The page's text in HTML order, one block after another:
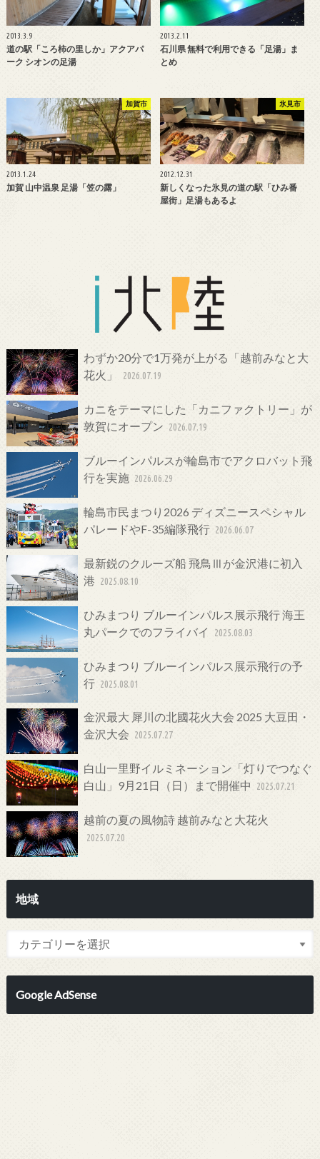
2013.3.9
道の駅「ころ柿の里しか」アクアパ
ーク シオンの足湯
2013.2.11
石川県 無料で利用できる「足湯」ま
とめ
加賀市
2013.1.24
加賀 山中温泉 足湯「笠の露」
氷見市
2012.12.31
新しくなった氷見の道の駅「ひみ番
屋街」足湯もあるよ
わずか20分で1万発が上がる「越前みなと大
花火」
2026.07.19
カニをテーマにした「カニファクトリー」が
敦賀にオープン 2026.07.19
ブルーインパルスが輪島市でアクロバット飛
行を実施 2026.06.29
輪島市民まつり2026 ディズニースペシャル
パレードやF-35編隊飛行 2026.06.07
最新鋭のクルーズ船 飛鳥Ⅲが金沢港に初入
港 2025.08.10
ひみまつり ブルーインパルス展示飛行 海王
丸パークでのフライバイ
2025.08.03
ひみまつり ブルーインパルス展示飛行の予
行 2025.08.01
金沢最大 犀川の北國花火大会 2025 大豆田・
金沢大会 2025.07.27
白山一里野イルミネーション「灯りでつなぐ
白山」9月21日（日）まで開催中
2025.07.21
越前の夏の風物詩 越前みなと大花火
2025.07.20
地域
Google AdSense